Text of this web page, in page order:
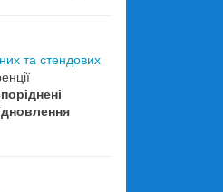
та стендових